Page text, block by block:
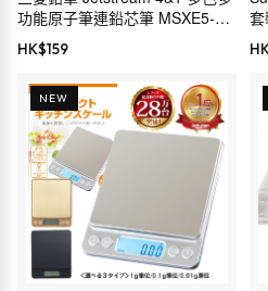
功能原子筆連鉛芯筆 MSXE5-
1000（可選0.5/0.7/0.38mm）
HK$159
NEW